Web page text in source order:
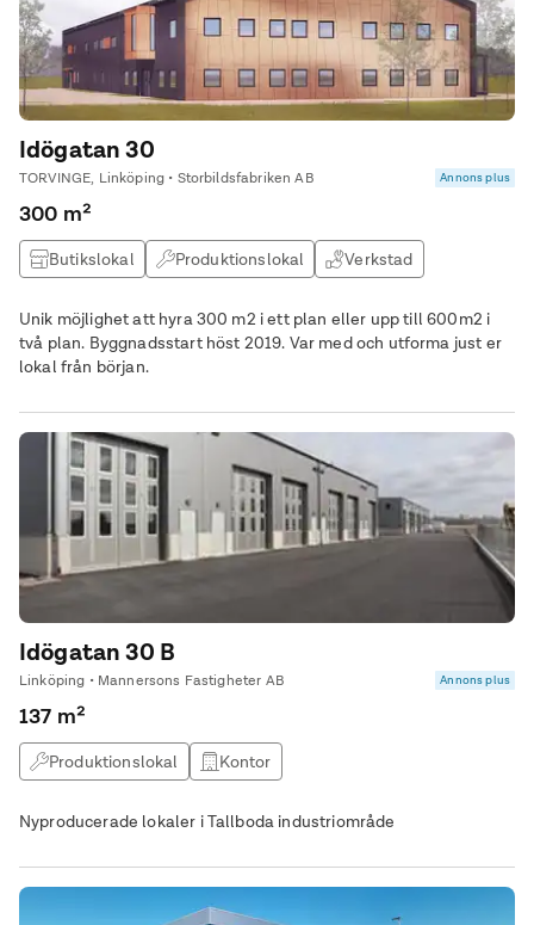
Idögatan 30
TORVINGE, Linköping • Storbildsfabriken AB Annons plus
300 m²
Butikslokal Produktionslokal
Verkstad
Unik möjlighet att hyra 300 m2 i ett plan eller upp till 600m2 i
två plan. Byggnadsstart höst 2019. Var med och utforma just er
lokal från början.
Idögatan 30 B
Linköping • Mannersons Fastigheter AB Annons plus
137 m²
Produktionslokal Kontor
Nyproducerade lokaler i Tallboda industriområde